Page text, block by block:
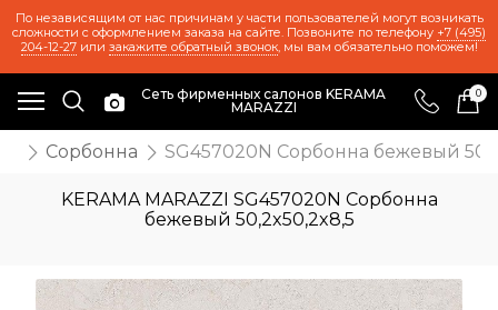
По независящим от нас причинам у части пользователей могут возникать
сложности с оформлением заказа на сайте. Позвоните по телефону +7 (495)
204-12-27или закажите обратный звонок, мы вам обязательно поможем!
Сеть фирменных салонов KERAMA
MARAZZI
0
Сорбонна SG457020N Сорбонна бежевый
KERAMA MARAZZI SG457020N Сорбонна
бежевый 50,2x50,2x8,5